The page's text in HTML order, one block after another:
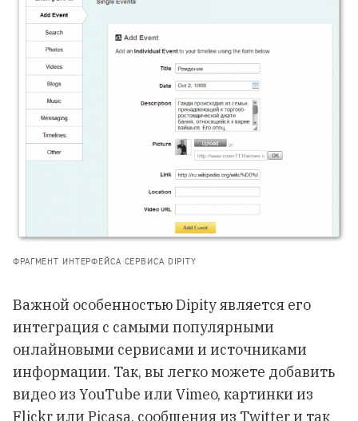
ФРАГМЕНТ ИНТЕРФЕЙСА СЕРВИСА DIPITY
Важной особенностью Dipity является его
интеграция с самыми популярными
онлайновыми сервисами и источниками
информации. Так, вы легко можете добавить
видео из YouTube или Vimeo, картинки из
Flickr или Picasa, сообщения из Twitter и так